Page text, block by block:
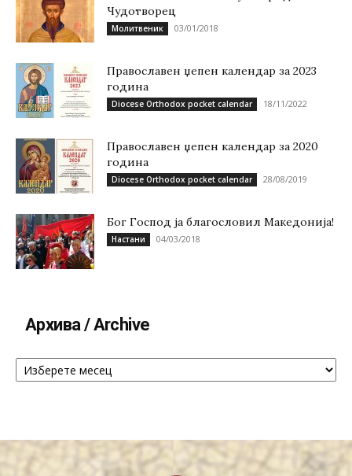
Чудотворец
Молитвеник 03/01/2018
Православен џепен календар за 2023
година
Diocese Orthodox pocket calendar 18/11/2022
Православен џепен календар за 2020
година
Diocese Orthodox pocket calendar 28/08/2019
Бог Господ ја благословил Македонија!
Настани 04/03/2018
Архива / Archive
Архива